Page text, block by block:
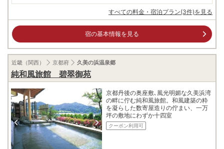
すべての料金・宿泊プラン(3件)を見る
宿の基本情報を見る
近畿（関西） 京都府 久美の浜温泉郷
純和風旅館 碧翠御苑
京都丹後の奥座敷､風光明媚な久美浜湾
の畔に佇む純和風旅館。和風建築の粋
を凝らした数寄屋造りの佇まい、一万
坪の敷地にわずか十四室
クーポン利用可